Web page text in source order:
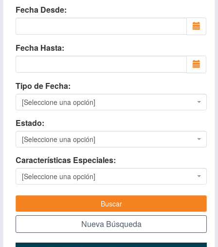
Fecha Desde
Fecha Hasta
Tipo de Fecha
[Seleccione una opción]
Estado
[Seleccione una opción]
Características Especiales
[Seleccione una opción]
Buscar
Nueva Búsqueda